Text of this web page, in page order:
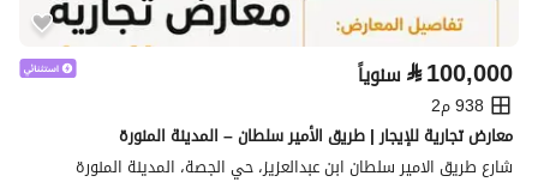
⃁100,000 سنوياً
938 م2
معارض تجارية للإيجار | طريق الأمير سلطان – المدينة المنورة
شارع طريق الامير سلطان ابن عبدالعزيز، حي الجصة، المدينة المنورة